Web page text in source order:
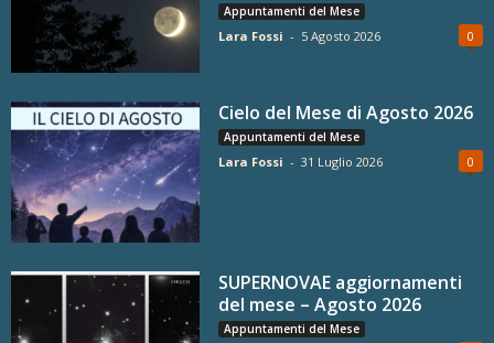
Appuntamenti del Mese
Lara Fossi - 5 Agosto 2026 0
Cielo del Mese di Agosto 2026
Appuntamenti del Mese
Lara Fossi - 31 Luglio 2026 0
SUPERNOVAE aggiornamenti
del mese – Agosto 2026
Appuntamenti del Mese